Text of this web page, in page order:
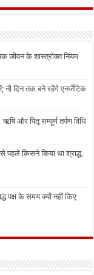
जीवन के शास्त्रोक्त नियम
नौ दिन तक बने रहेंगे एनर्जेटिक
और पितृ सम्पूर्ण तर्पण विधि
पहले किसने किया था श्राद्ध,
पक्ष के समय क्यों नहीं किए